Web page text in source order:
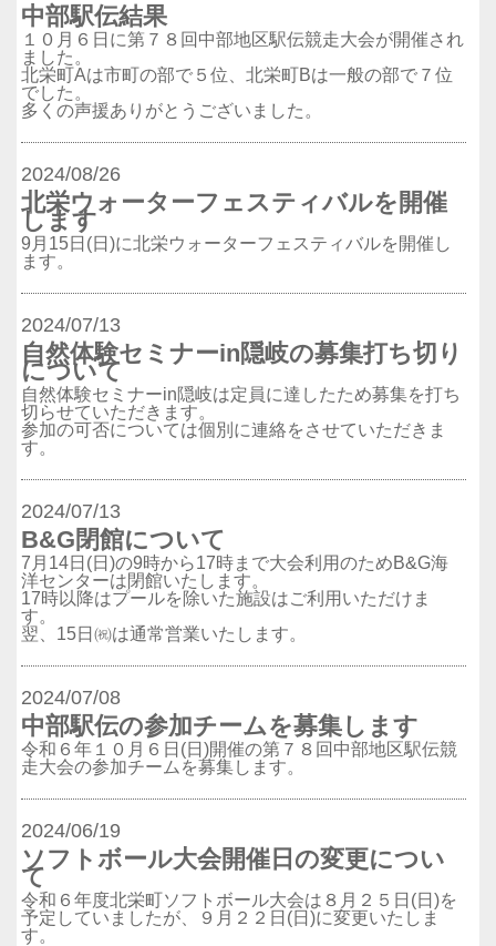
中部駅伝結果
１０月６日に第７８回中部地区駅伝競走大会が開催され
ました。
北栄町Aは市町の部で５位、北栄町Bは一般の部で７位
でした。
多くの声援ありがとうございました。
2024/08/26
北栄ウォーターフェスティバルを開催
します
9月15日(日)に北栄ウォーターフェスティバルを開催し
ます。
2024/07/13
自然体験セミナーin隠岐の募集打ち切り
について
自然体験セミナーin隠岐は定員に達したため募集を打ち
切らせていただきます。
参加の可否については個別に連絡をさせていただきま
す。
2024/07/13
B&G閉館について
7月14日(日)の9時から17時まで大会利用のためB&G海
洋センターは閉館いたします。
17時以降はプールを除いた施設はご利用いただけま
す。
翌、15日㈷は通常営業いたします。
2024/07/08
中部駅伝の参加チームを募集します
令和６年１０月６日(日)開催の第７８回中部地区駅伝競
走大会の参加チームを募集します。
2024/06/19
ソフトボール大会開催日の変更につい
て
令和６年度北栄町ソフトボール大会は８月２５日(日)を
予定していましたが、９月２２日(日)に変更いたしま
す。